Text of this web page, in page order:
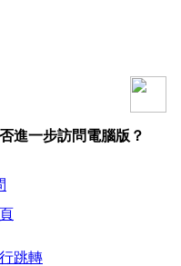
進一步訪問電腦版？
跳轉